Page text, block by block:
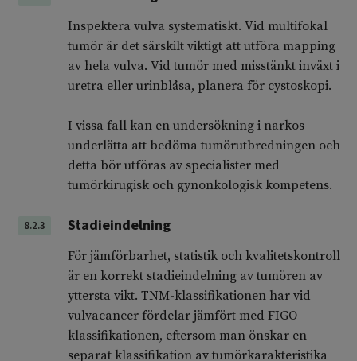
Inspektera vulva systematiskt. Vid multifokal
tumör är det särskilt viktigt att utföra mapping
av hela vulva. Vid tumör med misstänkt inväxt i
uretra eller urinblåsa, planera för cystoskopi.
I vissa fall kan en undersökning i narkos
underlätta att bedöma tumörutbredningen och
detta bör utföras av specialister med
tumörkirugisk och gynonkologisk kompetens.
8.2.3 Stadieindelning
För jämförbarhet, statistik och kvalitetskontroll
är en korrekt stadieindelning av tumören av
yttersta vikt. TNM-klassifikationen har vid
vulvacancer fördelar jämfört med FIGO-
klassifikationen, eftersom man önskar en
separat klassifikation av tumörkarakteristika